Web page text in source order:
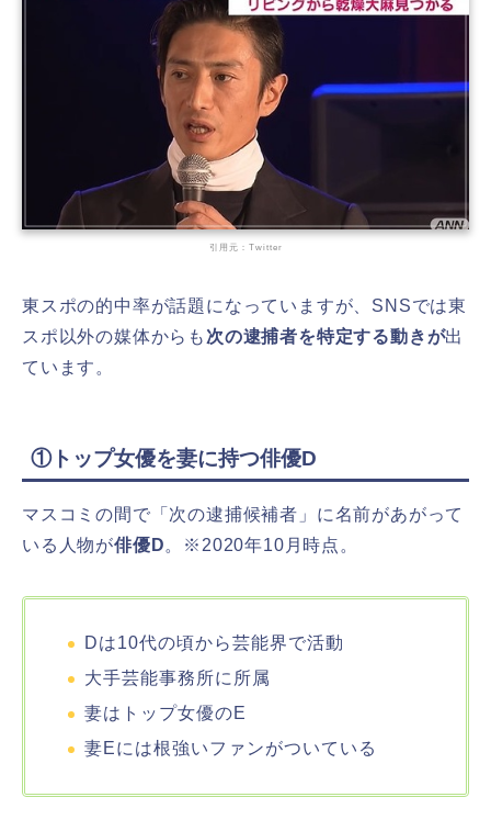
引用元：Twitter
東スポの的中率が話題になっていますが、SNSでは東
スポ以外の媒体からも 次の逮捕者を特定する動きが出
ています。
①トップ女優を妻に持つ俳優D
マスコミの間で「次の逮捕候補者」に名前があがって
いる人物が俳優D。※2020年10月時点。
Dは10代の頃から芸能界で活動
大手芸能事務所に所属
妻はトップ女優のE
妻Eには根強いファンがついている